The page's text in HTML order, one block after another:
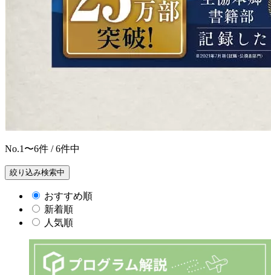
No.1〜6件 / 6件中
絞り込み検索中
おすすめ順
新着順
人気順